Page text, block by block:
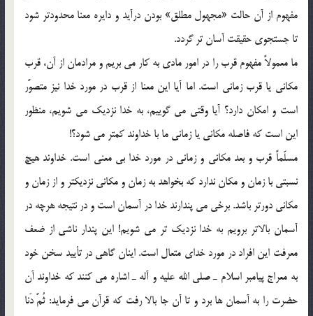
مفهوم از آن حالت «مجهول مطلق» بودن درآيد و دايره معنا محدودتر شود
تا جستجوي حقيقت آسان تر گردد.
ما معمولاً مفهوم قرب را در امور مادي به كار مي بريم و مرادمان از آن، قرب
مكاني يا قرب زماني است. اما آيا اين معنا از قرب در مورد خدا نيز متصوَّر
است و امكان دارد؟ آيا وقتي مي گوييم، به خدا نزديك مي شويم، منظور
اين است كه فاصله مكاني يا زماني ما با خداوند كمتر مي شود؟!
مسلّماً قرب و بعد مكاني و زماني در مورد خدا بي معني است. خداوند هيچ
نسبتي با زمان و مكان ندارد كه بخواهد به زمان و مكاني نزديكتر و از زمان و
مكاني دورتر باشد. برخي مي پندارند خدا در آسمان است و در نتيجه هرچه در
آسمان بالاتر برويم به خدا نزديك تر مي شويم! اين پندار ناشي از ضعف
معرفت اين افراد در مورد خداي متعال است. اينان گاهي در تأييد سخن خود
به معراج پيامبر اسلام ـ صلي الله عليه و آله ـ اشاره مي كنند كه خداوند آن
حضرت را به آسمان ها برد و تا آن جا بالا رفت كه قرآن مي فرمايد: ثُمَّ دَنا